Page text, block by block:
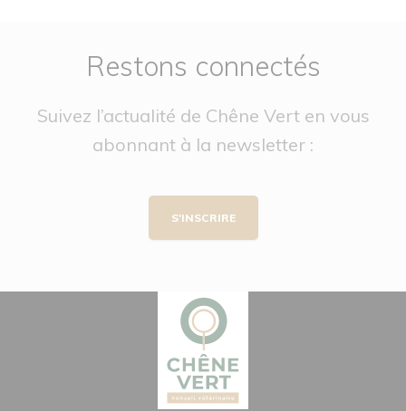
Restons connectés
Suivez l’actualité de Chêne Vert en vous
abonnant à la newsletter :
S'INSCRIRE